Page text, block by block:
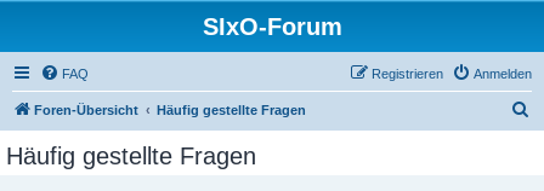
SIxO-Forum
FAQ Anmelden
Registrieren
Foren-Übersicht Häufig gestellte Fragen
Häufig gestellte Fragen